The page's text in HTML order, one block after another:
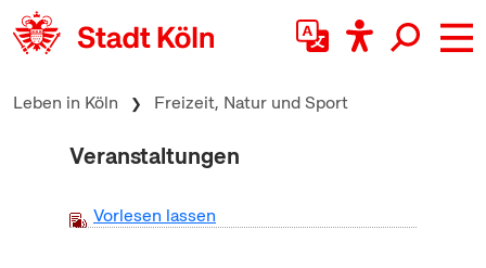
zum Inhalt springen
Leben in Köln Freizeit, Natur und Sport
Veranstaltungen
Vorlesen lassen